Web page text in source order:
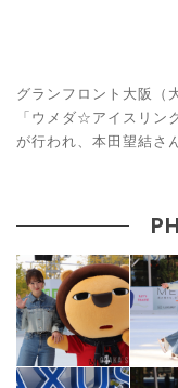
グランフロント大阪（
「ウメダ☆アイスリン
が行われ、本田望結さ